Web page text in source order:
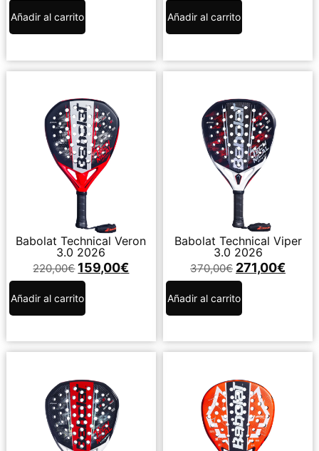
Añadir al carrito Añadir al carrito
Babolat Technical Veron
3.0 2026
220,00€ 159,00€
Añadir al carrito
Babolat Technical Viper
3.0 2026
370,00€ 271,00€
Añadir al carrito